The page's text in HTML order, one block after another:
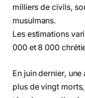
milliers de civils,
musulmans.
Les estimations
000 et 8 000
En juin dernier,
plus de vingt